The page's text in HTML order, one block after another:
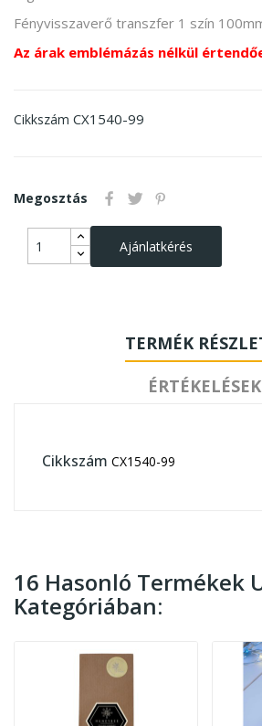
Fényvisszaverő transzfer 1 szín
Az árak emblémázás nélkül
Cikkszám CX1540-99
Megosztás
Ajánlatkérés
TERMÉK
ÉRTÉKELÉSEK
Cikkszám CX1540-99
16 Hasonló Termékek
Kategóriában: